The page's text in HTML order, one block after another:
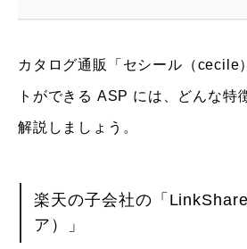
カタログ通販「セシール（cecile
トができる ASP には、どんな特
解説しましょう。
楽天の子会社の「
ア）」